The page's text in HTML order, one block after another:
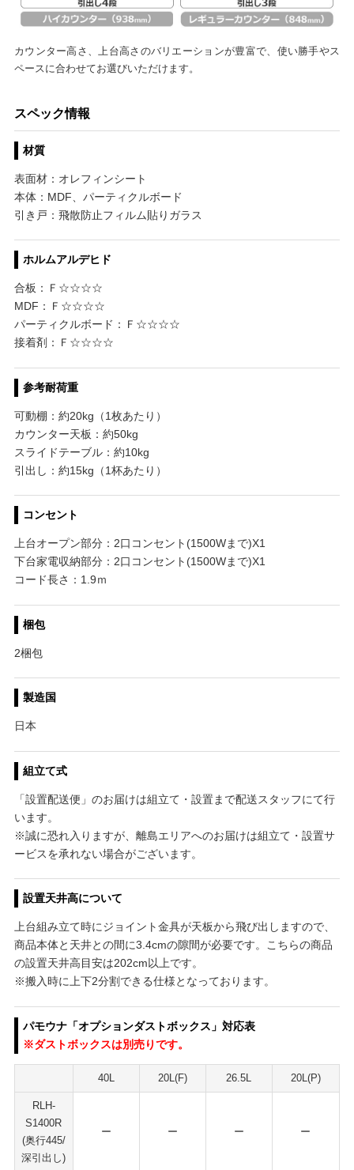
カウンター高さ、上台高さのバリエーションが豊富で、使い勝手やス
ペースに合わせてお選びいただけます。
スペック情報
材質
表面材：オレフィンシート
本体：MDF、パーティクルボード
引き戸：飛散防止フィルム貼りガラス
ホルムアルデヒド
合板：Ｆ☆☆☆☆
MDF：Ｆ☆☆☆☆
パーティクルボード：Ｆ☆☆☆☆
接着剤：Ｆ☆☆☆☆
参考耐荷重
可動棚：約20kg（1枚あたり）
カウンター天板：約50kg
スライドテーブル：約10kg
引出し：約15kg（1杯あたり）
コンセント
上台オープン部分：2口コンセント(1500Wまで)X1
下台家電収納部分：2口コンセント(1500Wまで)X1
コード長さ：1.9ｍ
梱包
2梱包
製造国
日本
組立て式
「設置配送便」のお届けは組立て・設置まで配送スタッフにて行
います。
※誠に恐れ入りますが、離島エリアへのお届けは組立て・設置サ
ービスを承れない場合がございます。
設置天井高について
上台組み立て時にジョイント金具が天板から飛び出しますので、
商品本体と天井との間に3.4cmの隙間が必要です。こちらの商品
の設置天井高目安は202cm以上です。
※搬入時に上下2分割できる仕様となっております。
パモウナ「オプションダストボックス」対応表
※ダストボックスは別売りです。
40L 20L(F) 26.5L 20L(P)
RLH-
S1400R
(奥行445/
深引出し)
ー ー ー ー